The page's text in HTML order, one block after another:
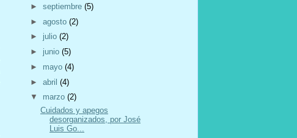
►septiembre(5)
►agosto(2)
► julio(2)
► junio(5)
► mayo(4)
►abril(4)
▼ marzo(2)
Cuidados y apegos
desorganizados, por José
Luis Go...